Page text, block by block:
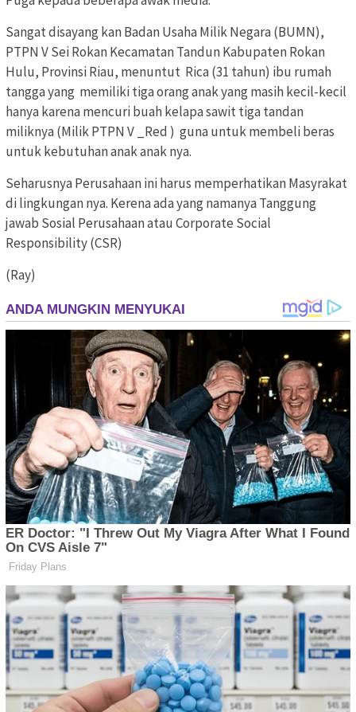
Sangat disayang kan Badan Usaha Milik Negara (BUMN),
PTPN V Sei Rokan Kecamatan Tandun Kabupaten Rokan
Hulu, Provinsi Riau, menuntut Rica (31 tahun) ibu rumah
tangga yang memiliki tiga orang anak yang masih kecil-kecil
hanya karena mencuri buah kelapa sawit tiga tandan
miliknya (Milik PTPN V _Red ) guna untuk membeli beras
untuk kebutuhan anak anak nya.
Seharusnya Perusahaan ini harus memperhatikan Masyrakat
di lingkungan nya. Kerena ada yang namanya Tanggung
jawab Sosial Perusahaan atau Corporate Social
Responsibility (CSR)
(Ray)